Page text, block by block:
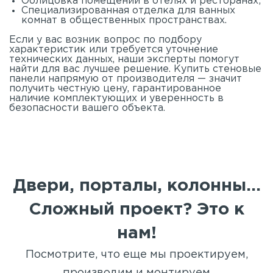
Специализированная отделка для ванных
комнат в общественных пространствах.
Если у вас возник вопрос по подбору
характеристик или требуется уточнение
технических данных, наши эксперты помогут
найти для вас лучшее решение. Купить стеновые
панели напрямую от производителя — значит
получить честную цену, гарантированное
наличие комплектующих и уверенность в
безопасности вашего объекта.
Двери, порталы, колонны...
Сложный проект? Это к
нам!
Посмотрите, что еще мы проектируем,